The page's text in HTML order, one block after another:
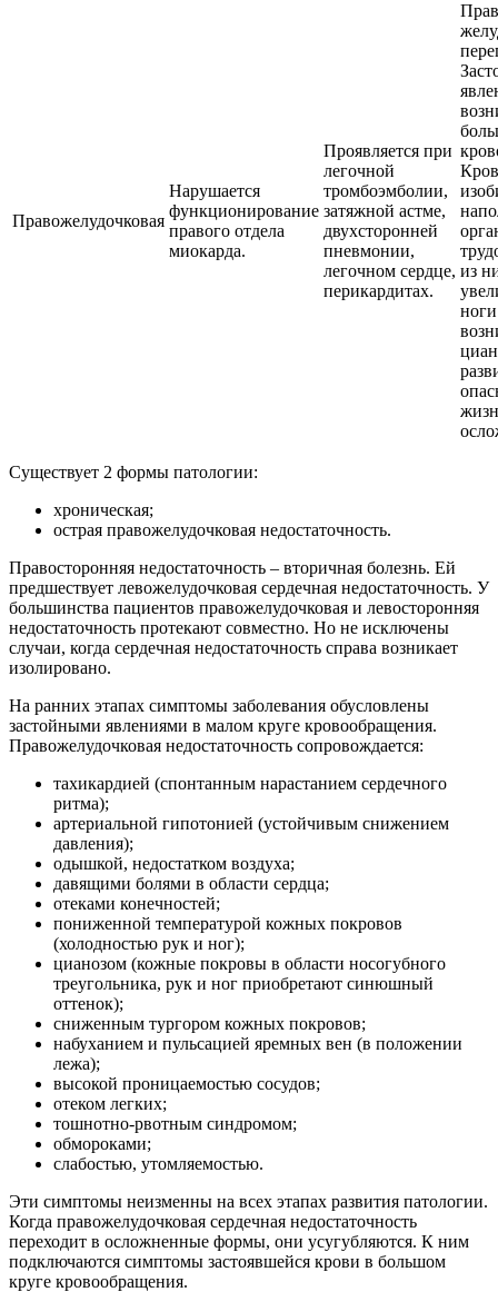
Правожелудочковая
Нарушается
функционирование
правого отдела
миокарда.
Проявляется при
легочной
тромбоэмболии,
затяжной астме,
двухсторонней
пневмонии,
легочном сердце,
перикардитах.
из
Существует 2 формы патологии:
хроническая;
острая правожелудочковая недостаточность.
Правосторонняя недостаточность – вторичная болезнь. Ей
предшествует левожелудочковая сердечная недостаточность. У
большинства пациентов правожелудочковая и левосторонняя
недостаточность протекают совместно. Но не исключены
случаи, когда сердечная недостаточность справа возникает
изолировано.
На ранних этапах симптомы заболевания обусловлены
застойными явлениями в малом круге кровообращения.
Правожелудочковая недостаточность сопровождается:
тахикардией (спонтанным нарастанием сердечного
ритма);
артериальной гипотонией (устойчивым снижением
давления);
одышкой, недостатком воздуха;
давящими болями в области сердца;
отеками конечностей;
пониженной температурой кожных покровов
(холодностью рук и ног);
цианозом (кожные покровы в области носогубного
треугольника, рук и ног приобретают синюшный
оттенок);
сниженным тургором кожных покровов;
набуханием и пульсацией яремных вен (в положении
лежа);
высокой проницаемостью сосудов;
отеком легких;
тошнотно-рвотным синдромом;
обмороками;
слабостью, утомляемостью.
Эти симптомы неизменны на всех этапах развития патологии.
Когда правожелудочковая сердечная недостаточность
переходит в осложненные формы, они усугубляются. К ним
подключаются симптомы застоявшейся крови в большом
круге кровообращения.